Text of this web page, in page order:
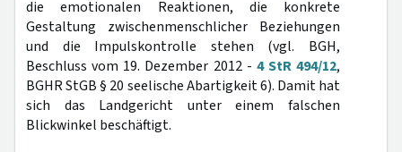
die emotionalen Reaktionen, die konkrete
Gestaltung zwischenmenschlicher Beziehungen
und die Impulskontrolle stehen (vgl. BGH,
Beschluss vom 19. Dezember 2012 - 4 StR 494/12,
BGHR StGB § 20 seelische Abartigkeit 6). Damit hat
sich das Landgericht unter einem falschen
Blickwinkel beschäftigt.